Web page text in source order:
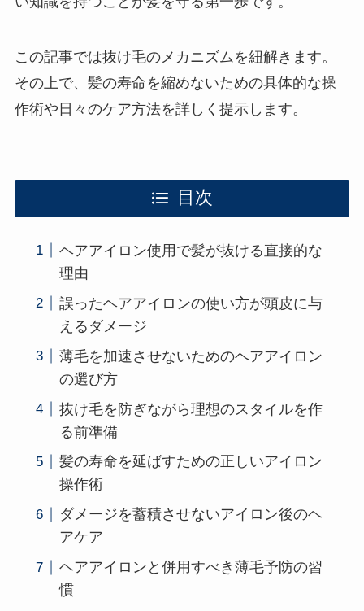
この記事では抜け毛のメカニズムを紐解きます。
その上で、髪の寿命を縮めないための具体的な操
作術や日々のケア方法を詳しく提示します。
目次
ヘアアイロン使用で髪が抜ける直接的な
理由
誤ったヘアアイロンの使い方が頭皮に与
えるダメージ
薄毛を加速させないためのヘアアイロン
の選び方
抜け毛を防ぎながら理想のスタイルを作
る前準備
髪の寿命を延ばすための正しいアイロン
操作術
ダメージを蓄積させないアイロン後のヘ
アケア
ヘアアイロンと併用すべき薄毛予防の習
慣